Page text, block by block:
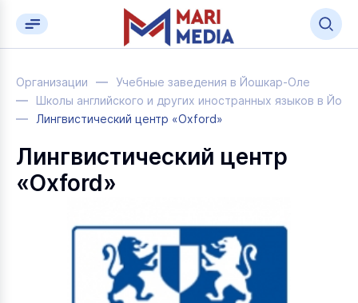
Организации
Учебные заведения в Йошкар-Оле
Школы английского и других иностранных языков в
Лингвистический центр «Оxford»
Лингвистический центр
«Оxford»